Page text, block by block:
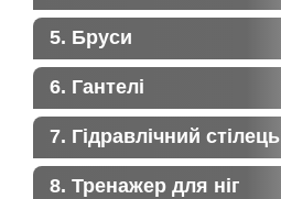
5. Бруси
6. Гантелі
7. Гідравлічний стілець
8. Тренажер для ніг